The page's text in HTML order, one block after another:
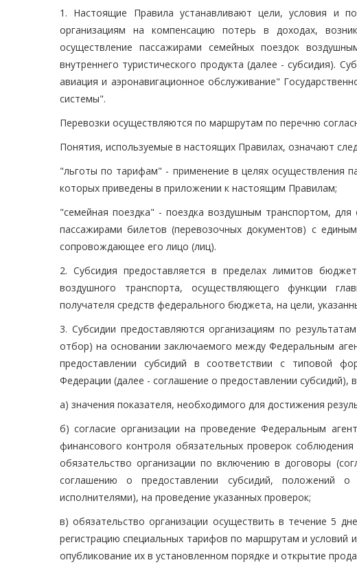
1. Настоящие Правила устанавливают цели, условия и
организациям на компенсацию потерь в доходах,
осуществление пассажирами семейных поездок
внутреннего туристического продукта (далее - субсидия).
авиация и аэронавигационное обслуживание"
системы".
Перевозки осуществляются по маршрутам по перечню
Понятия, используемые в настоящих Правилах, означают
"льготы по тарифам" - применение в целях осуществления
которых приведены в приложении к настоящим Правилам;
"семейная поездка" - поездка воздушным транспортом,
пассажирами билетов (перевозочных документов) с
сопровождающее его лицо (лиц).
2. Субсидия предоставляется в пределах лимитов
воздушного транспорта, осуществляющего функции
получателя средств федерального бюджета, на цели,
3. Субсидии предоставляются организациям по
отбор) на основании заключаемого между Федеральным
предоставлении субсидий в соответствии с типовой
Федерации (далее - соглашение о предоставлении субсидий),
а) значения показателя, необходимого для достижения
б) согласие организации на проведение Федеральным
финансового контроля обязательных проверок
обязательство организации по включению в договоры
соглашению о предоставлении субсидий, положений
исполнителями), на проведение указанных проверок;
в) обязательство организации осуществить в течение 5
регистрацию специальных тарифов по маршрутам и условий
опубликование их в установленном порядке и открытие